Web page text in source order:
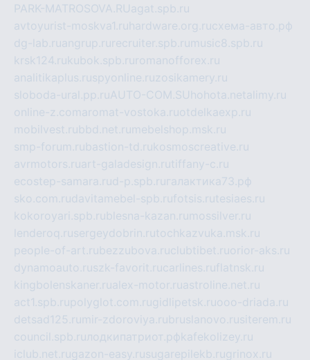
PARK-MATROSOVA.RUagat.spb.ru
avtoyurist-moskva1.ru hardware.org.ruсхема-авто.рф
dg-lab.ruangrup.ru recruiter.spb.ru music8.spb.ru
krsk124.rukubok.spb.ru romanofforex.ru
analitikaplus.ruspyonline.ruzosikamery.ru
sloboda-ural.pp.ruAUTO-COM.SU hohota.net alimy.ru
online-z.comaromat-vostoka.ruotdelkaexp.ru
mobilvest.rubbd.net.ru mebelshop.msk.ru
smp-forum.rubastion-td.rukosmoscreative.ru
avrmotors.ruart-galadesign.rutiffany-c.ru
ecostep-samara.rud-p.spb.ru галактика73.рф
sko.com.rudavitamebel-spb.rufotsis.rutesiaes.ru
kokoroyari.spb.rublesna-kazan.ru mossilver.ru
lenderoq.rusergeydobrin.rutochkazvuka.msk.ru
people-of-art.rubezzubova.ruclubtibet.ruorior-aks.ru
dynamoauto.ruszk-favorit.rucarlines.ruflatnsk.ru
kingbolenskaner.rualex-motor.ruastroline.net.ru
act1.spb.rupolyglot.com.rugidlipetsk.ruooo-driada.ru
detsad125.ru mir-zdoroviya.rubruslanovo.rusiterem.ru
council.spb.ruлодкипатриот.рфkafekolizey.ru
iclub.net.rugazon-easy.rusugarepilekb.rugrinox.ru